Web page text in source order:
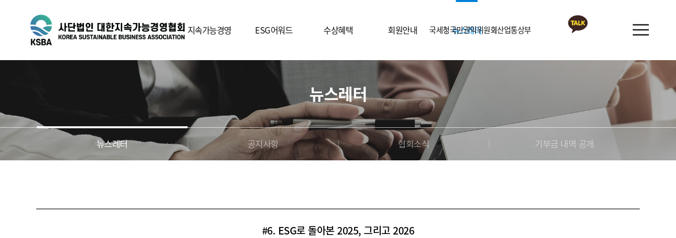
지속가능경영
정관
ESG어워드
시상취지
시상개요
시상부문
엠블럼
평가지표
수상혜택
시상식
홍보자료
언론보도
회원안내
가입안내
뉴스레터
뉴스레터
공지사항
협회소식
기부금 내역 공개
국세청국민권익위원회산업통상부
뉴스레터
뉴스레터 공지사항 협회소식 기부금 내역 공개
#6. ESG로 돌아본 2025, 그리고 2026